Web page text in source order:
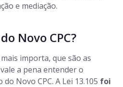
e mediação.
Novo CPC?
importa, que são as
a pena entender o
Novo CPC. A Lei 13.105 foi